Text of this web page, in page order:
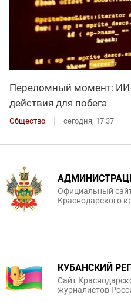
Переломный момент:
действия для побега
Общество сегодня, 17:37
Официальный
Краснодарского
КУБАНСКИЙ
Сайт
журналистов